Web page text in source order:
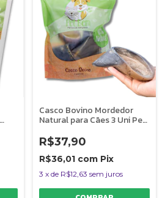
Casco Bovino Mordedor
Natural para Cães 3 Uni Pet
R$37,90
R$36,01 com Pix
3 x de R$12,63 sem juros